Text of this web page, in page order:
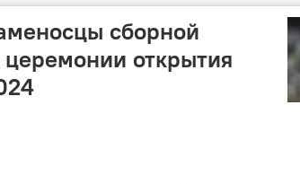
сборной
открытия